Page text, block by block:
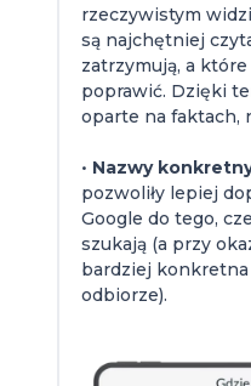
rzeczywistym
są najchętniej
zatrzymują, a
poprawić. Dzięki
oparte na faktach,
• Nazwy
pozwoliły lepiej
Google do tego,
szukają (a przy
bardziej
odbiorze).